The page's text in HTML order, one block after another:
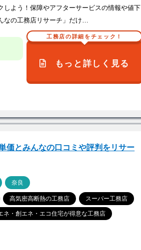
しよう！保障やアフターサービスの情報や値下
なの工務店リサーチ」だけ…
工務店の詳細をチェック！
もっと詳しく見る
価とみんなの口コミや評判をリサー
奈良
高気密高断熱の工務店 スーパー工務店
ネ・創エネ・エコ住宅が得意な工務店